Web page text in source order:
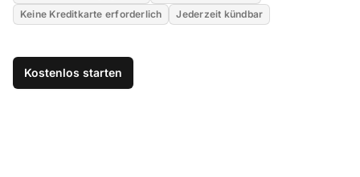
Keine Kreditkarte erforderlich
Jederzeit kündbar
Kostenlos starten